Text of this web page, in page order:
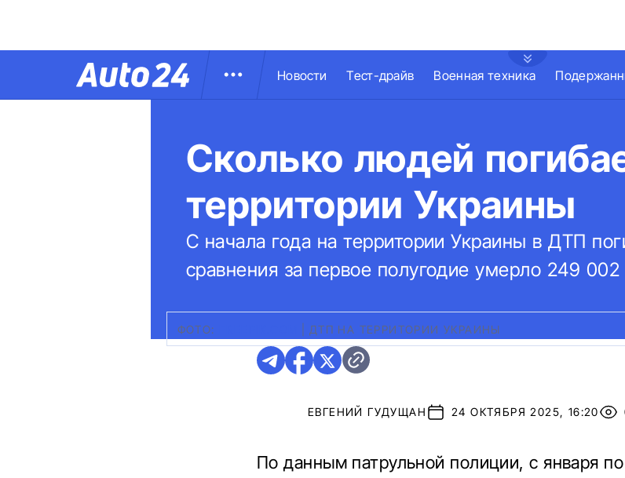
Новости Тест-драйв Военная техника
Сколько людей
территории Украины
С начала года на территории Украины в ДТП
сравнения за первое полугодие умерло 249 002
ФОТО: ДТП НА ТЕРРИТОРИИ УКРАИНЫ
ЕВГЕНИЙ ГУДУЩАН 24 ОКТЯБРЯ 2025, 16:20
По данным патрульной полиции, с января